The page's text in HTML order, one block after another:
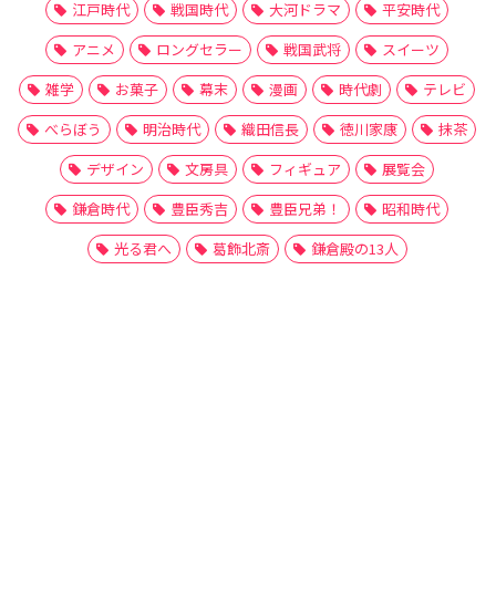
江戸時代 戦国時代 大河ドラマ
平安時代
アニメ
ロングセラー 戦国武将
スイーツ
雑学
お菓子 幕末 漫画 時代劇
テレビ
べらぼう
明治時代 織田信長 徳川家康
抹茶
デザイン
文房具 フィギュア
展覧会
鎌倉時代
豊臣秀吉 豊臣兄弟！
昭和時代
光る君へ
葛飾北斎 鎌倉殿の13人